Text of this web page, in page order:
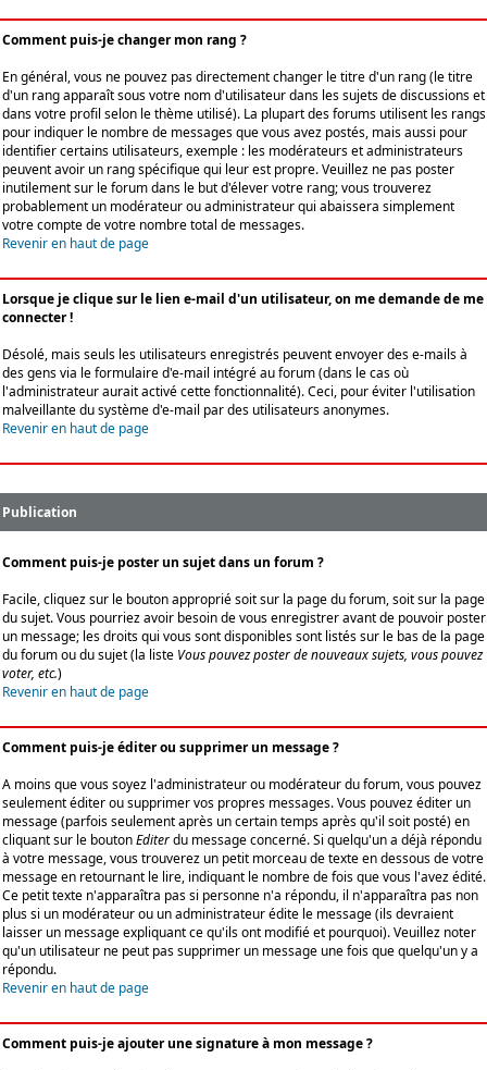
Comment puis-je changer mon rang ?
En général, vous ne pouvez pas directement changer le titre d'un rang (le titre
d'un rang apparaît sous votre nom d'utilisateur dans les sujets de discussions et
dans votre profil selon le thème utilisé). La plupart des forums utilisent les rangs
pour indiquer le nombre de messages que vous avez postés, mais aussi pour
identifier certains utilisateurs, exemple : les modérateurs et administrateurs
peuvent avoir un rang spécifique qui leur est propre. Veuillez ne pas poster
inutilement sur le forum dans le but d'élever votre rang; vous trouverez
probablement un modérateur ou administrateur qui abaissera simplement
votre compte de votre nombre total de messages.
Revenir en haut de page
Lorsque je clique sur le lien e-mail d'un utilisateur, on me demande de me
connecter !
Désolé, mais seuls les utilisateurs enregistrés peuvent envoyer des e-mails à
des gens via le formulaire d'e-mail intégré au forum (dans le cas où
l'administrateur aurait activé cette fonctionnalité). Ceci, pour éviter l'utilisation
malveillante du système d'e-mail par des utilisateurs anonymes.
Revenir en haut de page
Publication
Comment puis-je poster un sujet dans un forum ?
Facile, cliquez sur le bouton approprié soit sur la page du forum, soit sur la page
du sujet. Vous pourriez avoir besoin de vous enregistrer avant de pouvoir poster
un message; les droits qui vous sont disponibles sont listés sur le bas de la page
du forum ou du sujet (la liste Vous pouvez poster de nouveaux sujets, vous pouvez
voter, etc.)
Revenir en haut de page
Comment puis-je éditer ou supprimer un message ?
A moins que vous soyez l'administrateur ou modérateur du forum, vous pouvez
seulement éditer ou supprimer vos propres messages. Vous pouvez éditer un
message (parfois seulement après un certain temps après qu'il soit posté) en
cliquant sur le boutonEditerdu message concerné. Si quelqu'un a déjà répondu
à votre message, vous trouverez un petit morceau de texte en dessous de votre
message en retournant le lire, indiquant le nombre de fois que vous l'avez édité.
Ce petit texte n'apparaîtra pas si personne n'a répondu, il n'apparaîtra pas non
plus si un modérateur ou un administrateur édite le message (ils devraient
laisser un message expliquant ce qu'ils ont modifié et pourquoi). Veuillez noter
qu'un utilisateur ne peut pas supprimer un message une fois que quelqu'un y a
répondu.
Revenir en haut de page
Comment puis-je ajouter une signature à mon message ?